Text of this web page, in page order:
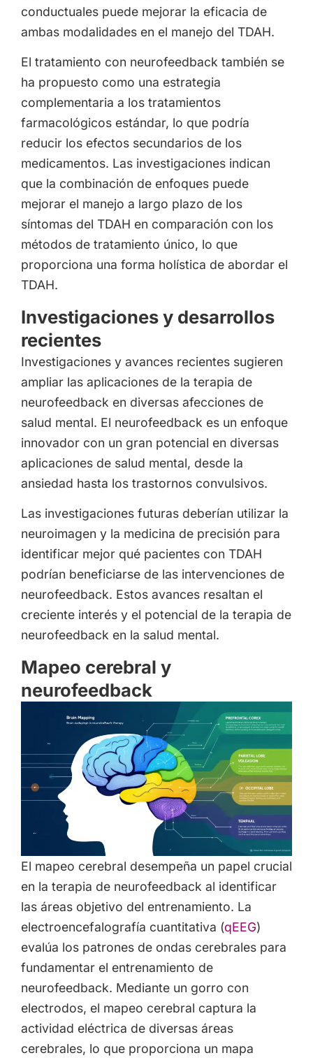
conductuales puede mejorar la eficacia de
ambas modalidades en el manejo del TDAH.
El tratamiento con neurofeedback también se
ha propuesto como una estrategia
complementaria a los tratamientos
farmacológicos estándar, lo que podría
reducir los efectos secundarios de los
medicamentos. Las investigaciones indican
que la combinación de enfoques puede
mejorar el manejo a largo plazo de los
síntomas del TDAH en comparación con los
métodos de tratamiento único, lo que
proporciona una forma holística de abordar el
TDAH.
Investigaciones y desarrollos
recientes
Investigaciones y avances recientes sugieren
ampliar las aplicaciones de la terapia de
neurofeedback en diversas afecciones de
salud mental. El neurofeedback es un enfoque
innovador con un gran potencial en diversas
aplicaciones de salud mental, desde la
ansiedad hasta los trastornos convulsivos.
Las investigaciones futuras deberían utilizar la
neuroimagen y la medicina de precisión para
identificar mejor qué pacientes con TDAH
podrían beneficiarse de las intervenciones de
neurofeedback. Estos avances resaltan el
creciente interés y el potencial de la terapia de
neurofeedback en la salud mental.
Mapeo cerebral y
neurofeedback
El mapeo cerebral desempeña un papel crucial
en la terapia de neurofeedback al identificar
las áreas objetivo del entrenamiento. La
electroencefalografía cuantitativa (qEEG)
evalúa los patrones de ondas cerebrales para
fundamentar el entrenamiento de
neurofeedback. Mediante un gorro con
electrodos, el mapeo cerebral captura la
actividad eléctrica de diversas áreas
cerebrales, lo que proporciona un mapa